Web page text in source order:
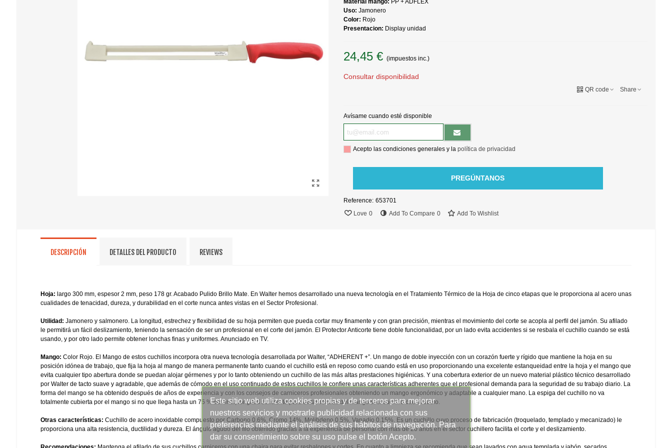
Material mango: PP + ADFLEX
Uso: Jamonero
Color: Rojo
Presentacion: Display unidad
24,45 € (impuestos inc.)
Consultar disponibilidad
QR code Share
Avísame cuando esté disponible
Acepto las condiciones generales y la política de privacidad
PREGÚNTANOS
Reference: 653701
Love 0 Add To Compare 0 Add To Wishlist
DESCRIPCIÓN DETALLES DEL PRODUCTO REVIEWS
Hoja: largo 300 mm, espesor 2 mm, peso 178 gr. Acabado Pulido Brillo Mate. En Walter hemos desarrollado una nueva tecnología en el Tratamiento Térmico de la Hoja de cinco etapas que le proporciona al acero unas
cualidades de tenacidad, dureza, y durabilidad en el corte nunca antes vistas en el Sector Profesional.
Utilidad: Jamonero y salmonero. La longitud, estrechez y flexibilidad de su hoja permiten que pueda cortar muy finamente y con gran precisión, mientras el movimiento del corte se acopla al perfil del jamón. Su afilado
le permitirá un fácil deslizamiento, teniendo la sensación de ser un profesional en el corte del jamón. El Protector Anticorte tiene doble funcionalidad, por un lado evita accidentes si se resbala el cuchillo cuando se está
usando, y por otro lado permite obtener lonchas finas y uniformes. Anunciado en TV.
Mango: Color Rojo. El Mango de estos cuchillos incorpora otra nueva tecnología desarrollada por Walter, “ADHERENT +”. Un mango de doble inyección con un corazón fuerte y rígido que mantiene la hoja en su
posición idónea de trabajo, que fija la hoja al mango de manera permanente tanto cuando el cuchillo está en reposo como cuando está en uso proporcionando una excelente estanqueidad entre la hoja y el mango que
evita cualquier tipo abertura donde se puedan alojar gérmenes y por lo tanto obteniendo un cuchillo de las más altas prestaciones higiénicas. Y una cobertura exterior de un nuevo material plástico técnico desarrollado
por Walter de tacto suave y agradable, que además de cómodo en el uso continuado de estos cuchillos le confiere unas características adherentes que el profesional demanda para la seguridad de su trabajo diario. La
forma del mango se ha obtenido después de años de experiencia y con los consejos de carniceros profesionales obteniendo un mango ergonómico y adaptable a cualquier mano. La espiga del cuchillo no va
totalmente cubierta por el mango si no que llega hasta un 75 % del final, longitud suficiente para evitar roturas del mango si el cuchillo cae al suelo.
Otras características: Cuchillo de acero inoxidable compuesto por Carbono 0.6%, Cromo 14%, Molibdeno 0.5%, Vanadio 0.15%. Es un cuchillo cuyo proceso de fabricación (troquelado, templado y mecanizado) le
proporciona una alta resistencia, ductilidad y dureza. El ángulo agudo del filo obtenido gracias a la experiencia de personal con más de 20 años en el sector cuchillero facilita el corte y el deslizamiento.
Este sitio web utiliza cookies propias y de terceros para mejorar
nuestros servicios y mostrarle publicidad relacionada con sus
preferencias mediante el análisis de sus hábitos de navegación. Para
dar su consentimiento sobre su uso pulse el botón Acepto.